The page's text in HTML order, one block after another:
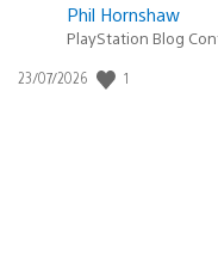
Phil Hornshaw
PlayStation Blog
Fecha
23/07/2026 1